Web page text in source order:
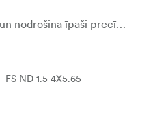
Uzņem patiesi reālus attēlus un nodrošina īpaši precīzu un konsekventu ekspozīcijas kontroli.
FS ND 1.5 4X5.65